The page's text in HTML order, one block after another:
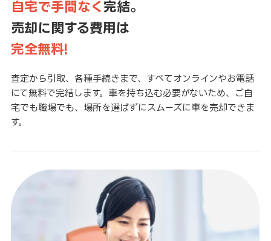
自宅で手間なく 完結。
売却に関する費用は
完全無料!
査定から引取、各種手続きまで、すべてオンラインやお電話
にて無料で完結します。車を持ち込む必要がないため、ご自
宅でも職場でも、場所を選ばずにスムーズに車を売却できま
す。